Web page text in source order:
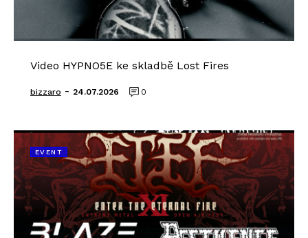
Video HYPNO5E ke skladbě Lost Fires
bizzaro - 24.07.2026 0
EVENT